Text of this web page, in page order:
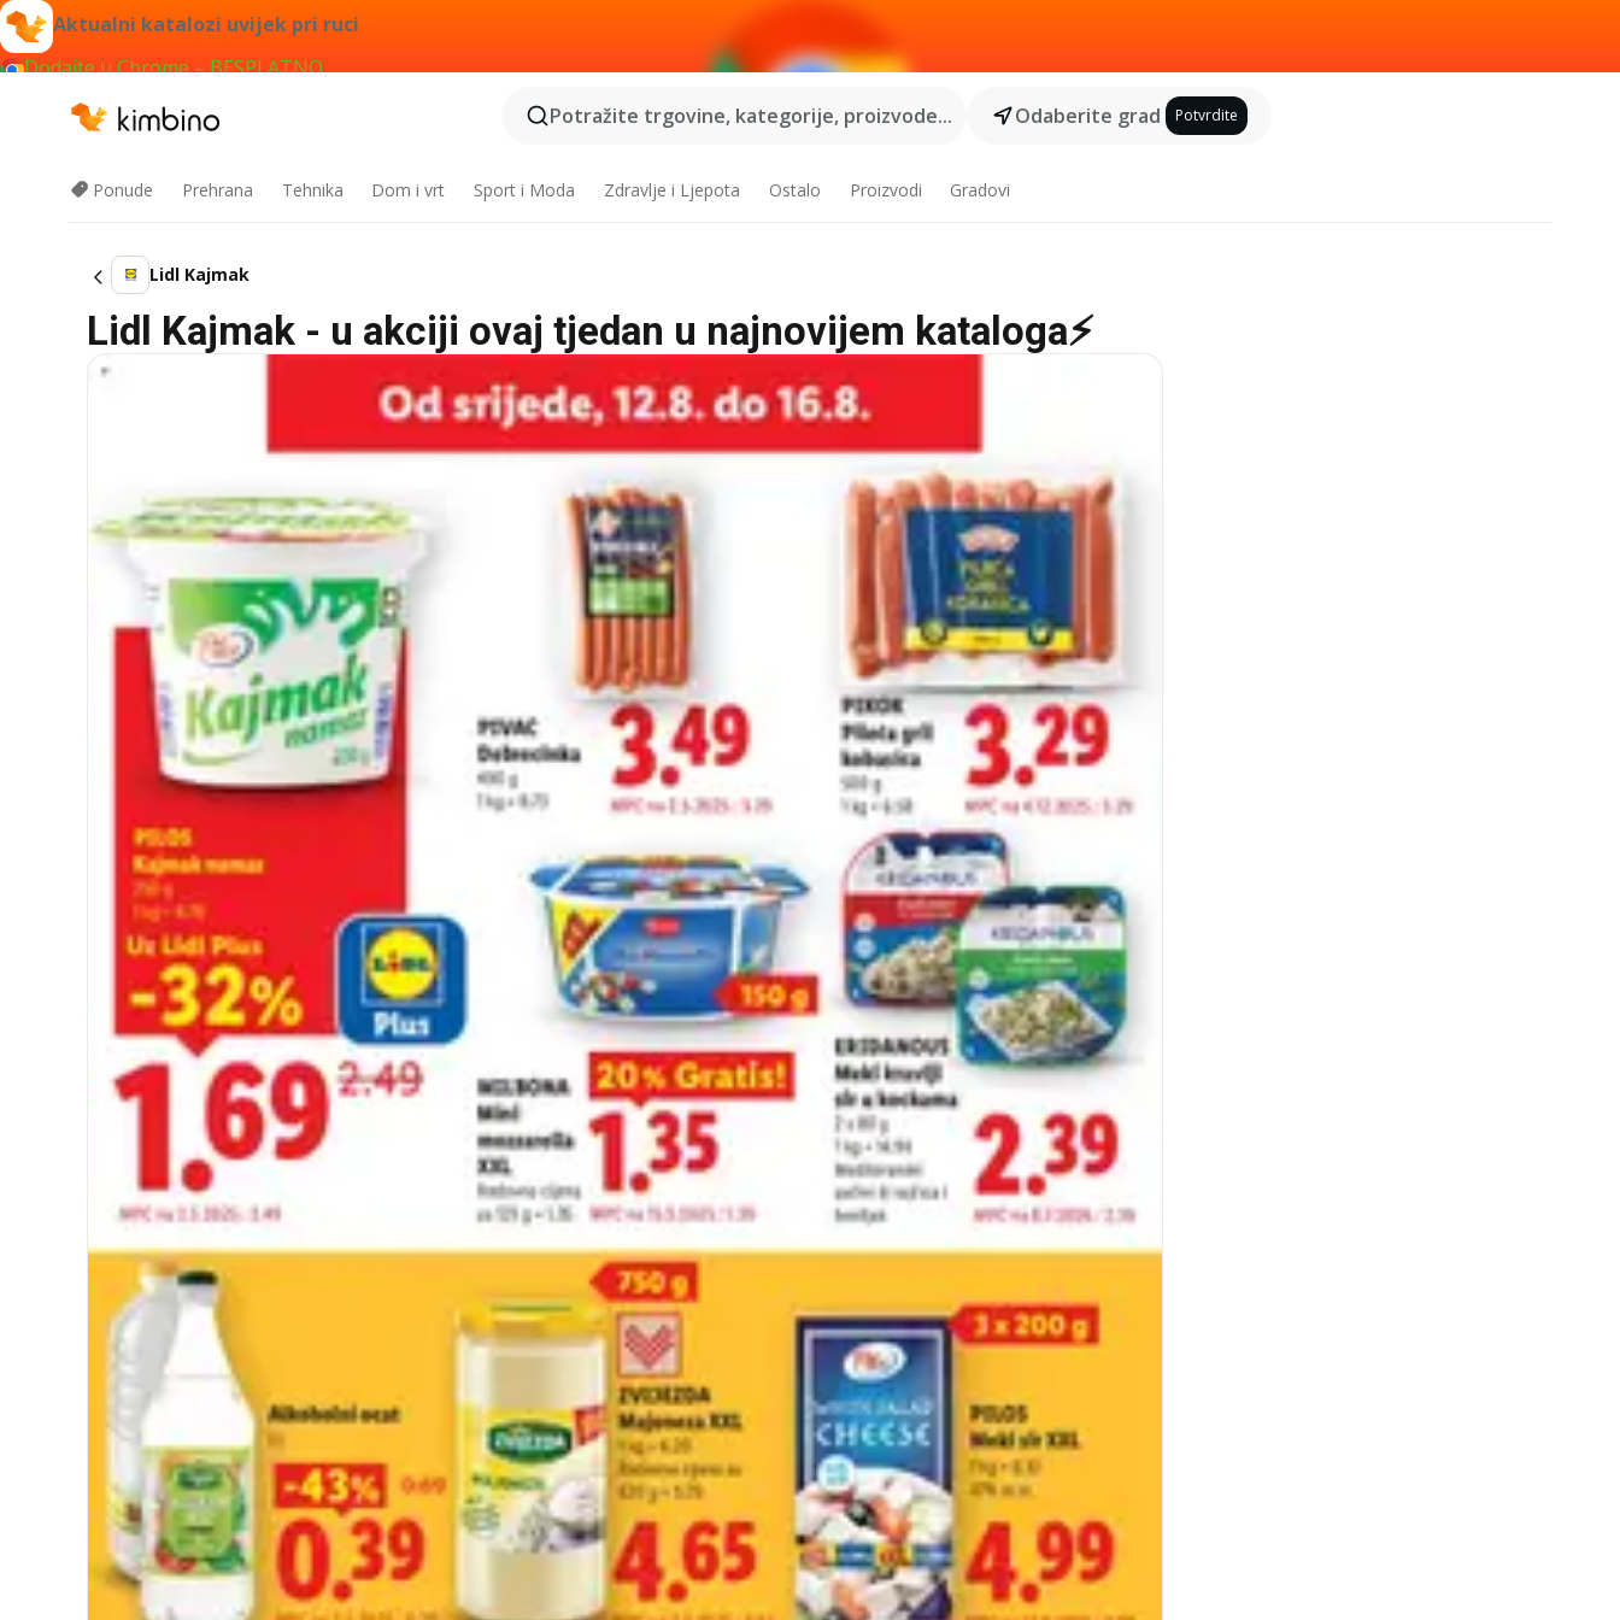
Aktualni katalozi uvijek pri ruci
Dodajte u Chrome – BESPLATNO
Potražite trgovine, kategorije, proizvode...
Odaberite grad Potvrdite
Ponude Prehrana Tehnika Dom i vrt Sport i Moda Zdravlje i Ljepota Ostalo Proizvodi Gradovi
Lidl Kajmak
Lidl Kajmak - u akciji ovaj tjedan u najnovijem kataloga⚡